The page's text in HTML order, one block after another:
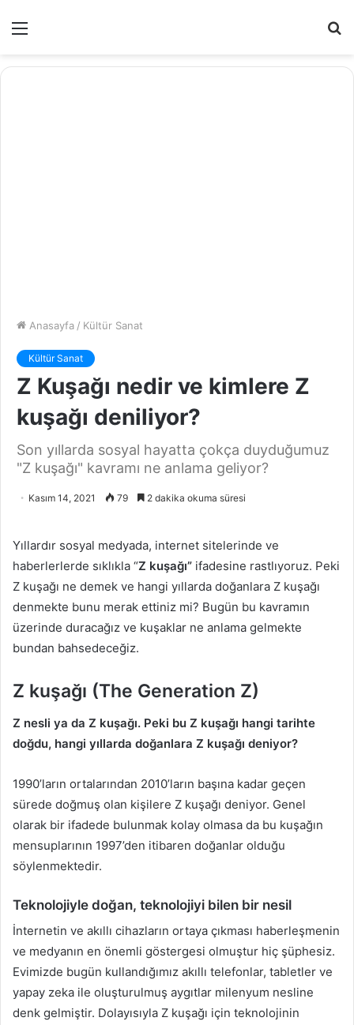
Menü
Anasayfa / Kültür Sanat
Kültür Sanat
Z Kuşağı nedir ve kimlere Z
kuşağı deniliyor?
Son yıllarda sosyal hayatta çokça duyduğumuz
"Z kuşağı" kavramı ne anlama geliyor?
Kasım 14, 2021 79 2 dakika okuma süresi
Yıllardır sosyal medyada, internet sitelerinde ve
haberlerlerde sıklıkla “Z kuşağı” ifadesine rastlıyoruz. Peki
Z kuşağı ne demek ve hangi yıllarda doğanlara Z kuşağı
denmekte bunu merak ettiniz mi? Bugün bu kavramın
üzerinde duracağız ve kuşaklar ne anlama gelmekte
bundan bahsedeceğiz.
Z kuşağı (The Generation Z)
Z nesli ya da Z kuşağı. Peki bu Z kuşağı hangi tarihte
doğdu, hangi yıllarda doğanlara Z kuşağı deniyor?
1990’ların ortalarından 2010’ların başına kadar geçen
sürede doğmuş olan kişilere Z kuşağı deniyor. Genel
olarak bir ifadede bulunmak kolay olmasa da bu kuşağın
mensuplarının 1997’den itibaren doğanlar olduğu
söylenmektedir.
Teknolojiyle doğan, teknolojiyi bilen bir nesil
İnternetin ve akıllı cihazların ortaya çıkması haberleşmenin
ve medyanın en önemli göstergesi olmuştur hiç şüphesiz.
Evimizde bugün kullandığımız akıllı telefonlar, tabletler ve
yapay zeka ile oluşturulmuş aygıtlar milenyum nesline
denk gelmiştir. Dolayısıyla Z kuşağı için teknolojinin